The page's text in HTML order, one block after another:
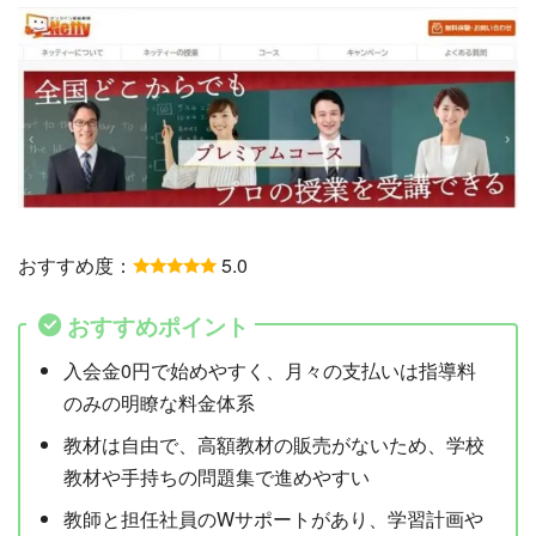
おすすめ度： 5.0
おすすめポイント
入会金0円で始めやすく、月々の支払いは指導料
のみの明瞭な料金体系
教材は自由で、高額教材の販売がないため、学校
教材や手持ちの問題集で進めやすい
教師と担任社員のWサポートがあり、学習計画や